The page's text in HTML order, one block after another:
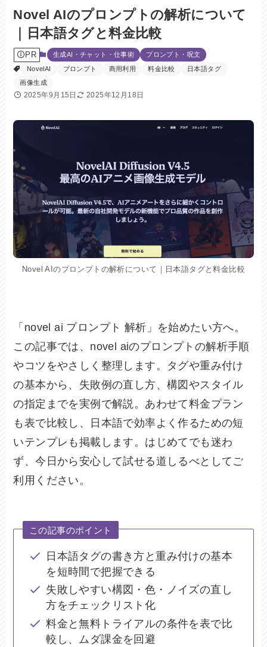
Novel AIのプロンプトの解析について
｜日本語タグと料金比較
PR 生成AI・チャット・仕事術
プロンプト・呪文
NovelAI
プロンプト 商用利用 料金比較
日本語タグ
画像生成
2025年9月15日 2025年12月18日
Novel AIのプロンプトの解析について｜日本語タグと料金比較
「novel ai プロンプト 解析」を始めたい方へ。
この記事では、novel aiのプロンプトの解析手順
やコツをやさしく整理します。タグや重み付け
の基本から、失敗例の直し方、構図やスタイル
の指定までを実例で解説。あわせて料金プラン
も表で比較し、日本語で効率よく作るための短
いテンプレも掲載します。はじめてでも迷わ
ず、今日から安心して試せる道しるべとしてご
利用ください。
この記事のポイント
日本語タグの書き方と重み付けの基本
を短時間で把握できる
失敗しやすい構図・色・ノイズの直し
方をチェックリスト化
料金と無料トライアルの条件を表で比
較し、ムダ課金を回避